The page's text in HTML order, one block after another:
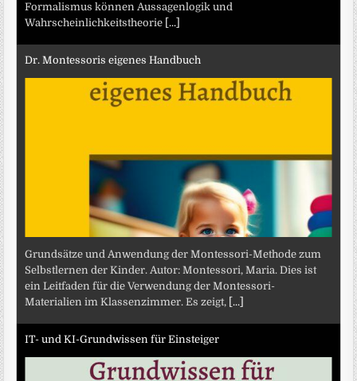
Formalismus können Aussagenlogik und
Wahrscheinlichkeitstheorie [...]
Dr. Montessoris eigenes Handbuch
Grundsätze und Anwendung der Montessori-Methode zum
Selbstlernen der Kinder. Autor: Montessori, Maria. Dies ist
ein Leitfaden für die Verwendung der Montessori-
Materialien im Klassenzimmer. Es zeigt, [...]
IT- und KI-Grundwissen für Einsteiger